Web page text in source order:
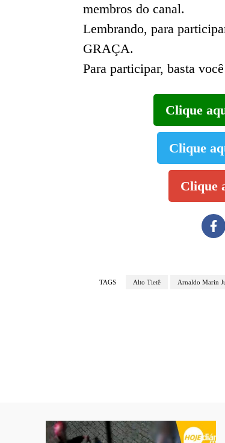
membros do canal.
Lembrando, para
GRAÇA.
Para participar, basta
Clique
Clique
Clique
TAGS Alto Tietê Arnaldo Marin